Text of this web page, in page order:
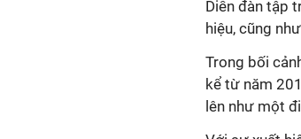
Diễn đàn tập
hiệu, cũng
Trong bối
kể từ năm
lên như một